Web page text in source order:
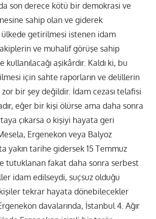
son derece kötü bir demokrasi ve
sahip olan ve giderek
getirilmesi istenen idam
ve muhalif görüşe sahip
kullanılacağı aşikârdır. Kaldı ki, bu
için sahte raporların ve delillerin
zor bir şey değildir. İdam cezası telafisi
eğer bir kişi ölürse ama daha sonra
çıkarsa o kişiyi hayata geri
Ergenekon veya Balyoz
yakın tarihe gidersek 15 Temmuz
tutuklanan fakat daha sonra serbest
idam edilseydi, suçsuz olduğu
kişiler tekrar hayata dönebilecekler
davalarında, İstanbul 4. Ağır